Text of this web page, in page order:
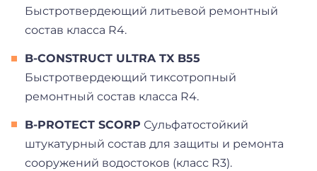
Быстротвердеющий литьевой ремонтный
состав класса R4.
B-CONSTRUCT ULTRA TX B55
Быстротвердеющий тиксотропный
ремонтный состав класса R4.
B-PROTECT SCORP Сульфатостойкий
штукатурный состав для защиты и ремонта
сооружений водостоков (класс R3).